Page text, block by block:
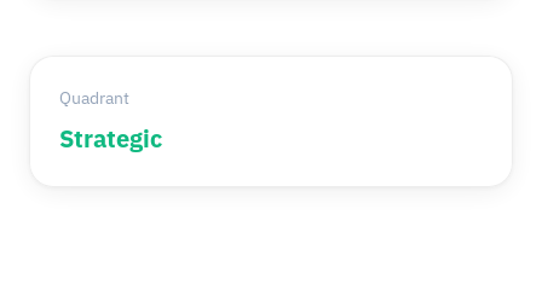
Quadrant
Strategic